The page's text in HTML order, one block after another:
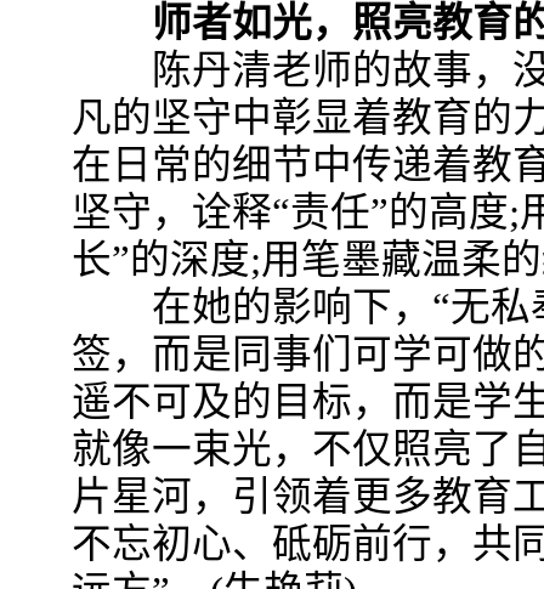
师者如光，照亮教育
陈丹清老师的故事，没
凡的坚守中彰显着教育的
在日常的细节中传递着教
坚守，诠释“责任”的高度;
长”的深度;用笔墨藏温柔
在她的影响下，“无私
签，而是同事们可学可做
遥不可及的目标，而是学
就像一束光，不仅照亮了
片星河，引领着更多教育
不忘初心、砥砺前行，共